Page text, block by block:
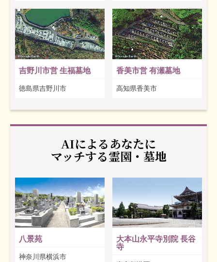
吉野川市営 生福墓地
徳島県吉野川市
香美市営 有瀬墓地
高知県香美市
AIによるあなたに
マッチする霊園・墓地
八景苑
神奈川県横浜市
大本山永平寺別院 長谷
寺